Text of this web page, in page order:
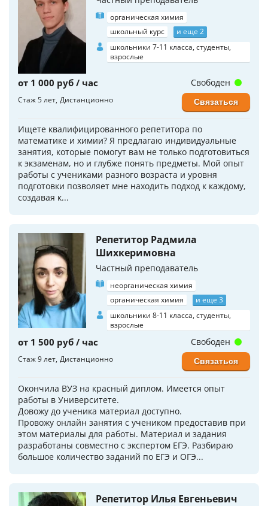
органическая химия
школьный курс
и еще 2
школьники 7-11 класса, студенты,
взрослые
от 1 000 руб / час
Стаж 5 лет Дистанционно
Ищете квалифицированного репетитора по
математике и химии? Я предлагаю индивидуальные
занятия, которые помогут вам не только подготовиться
к экзаменам, но и глубже понять предметы. Мой опыт
работы с учениками разного возраста и уровня
подготовки позволяет мне находить подход к каждому,
создавая к...
Свободен
Связаться
Репетитор Радмила
Шихкеримовна
Частный преподаватель
неорганическая химия
органическая химия
и еще 3
школьники 8-11 класса, студенты,
взрослые
от 1 500 руб / час
Стаж 9 лет Дистанционно
Окончила ВУЗ на красный диплом. Имеется опыт
работы в Университете.
Довожу до ученика материал доступно.
Провожу онлайн занятия с учеником предоставив при
этом материалы для работы. Материал и задания
разработаны совместно с экспертом ЕГЭ. Разбираю
большое количество заданий по ЕГЭ и ОГЭ...
Свободен
Связаться
Репетитор Илья Евгеньевич